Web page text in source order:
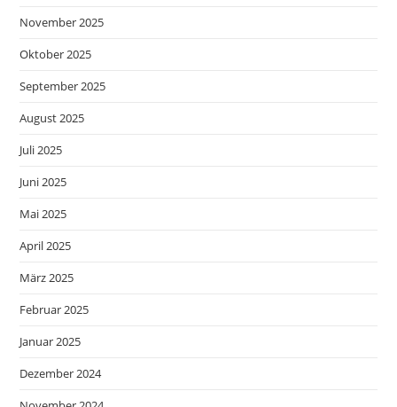
November 2025
Oktober 2025
September 2025
August 2025
Juli 2025
Juni 2025
Mai 2025
April 2025
März 2025
Februar 2025
Januar 2025
Dezember 2024